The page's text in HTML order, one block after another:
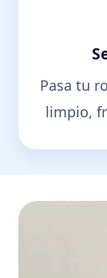
Pasa tu
limpio,